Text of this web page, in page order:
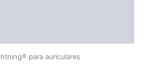
para auriculares